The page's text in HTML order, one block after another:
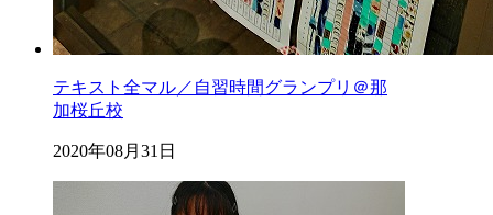
テキスト全マル／自習時間グランプリ＠那
加桜丘校
2020年08月31日